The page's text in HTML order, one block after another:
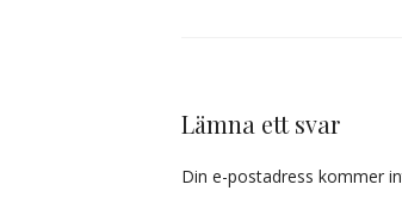
Lämna ett svar
Din e-postadress kommer